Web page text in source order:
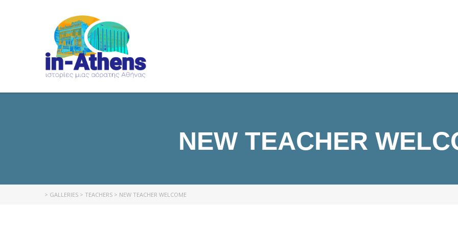
NEW TEACHER
> GALLERIES > TEACHERS > NEW TEACHER WELCOME